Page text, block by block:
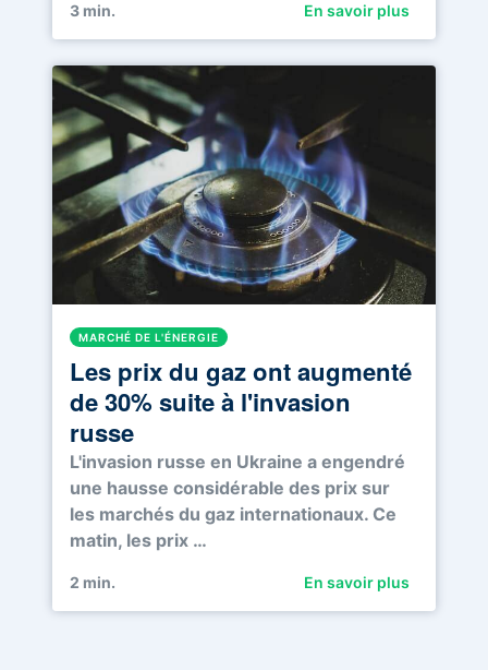
3 min. En savoir plus
MARCHÉ DE L'ÉNERGIE
Les prix du gaz ont augmenté
de 30% suite à l'invasion
russe
L'invasion russe en Ukraine a engendré
une hausse considérable des prix sur
les marchés du gaz internationaux. Ce
matin, les prix …
2 min. En savoir plus